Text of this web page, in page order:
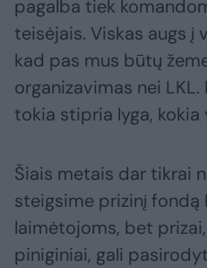
pagalba tiek
teisėjais. Viskas augs į
kad pas mus būtų
organizavimas nei
tokia stipria lyga, kokia
Šiais metais dar tikrai
steigsime prizinį fondą
laimėtojoms, bet
piniginiai, gali